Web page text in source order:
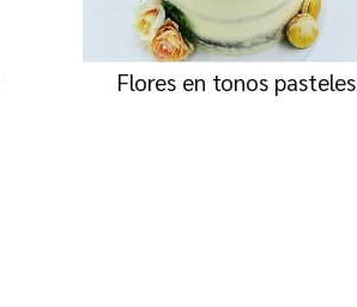
Flores en tonos pasteles